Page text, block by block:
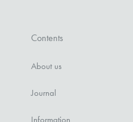
Contents
About us
Journal
Information